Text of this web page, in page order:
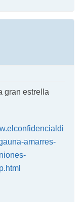
gran estrella
amarres-